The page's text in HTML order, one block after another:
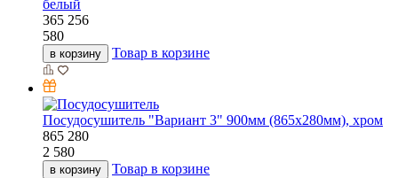
белый
365 256
580
в корзину Товар в корзине
Посудосушитель "Вариант 3" 900мм (865х280мм), хром
865 280
2 580
в корзину Товар в корзине